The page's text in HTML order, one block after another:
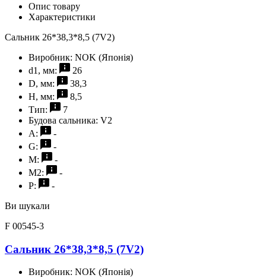
Опис товару
Характеристики
Сальник 26*38,3*8,5 (7V2)
Виробник: NOK (Японія)
d1, мм:
26
D, мм:
38,3
H, мм:
8,5
Тип:
7
Будова сальника: V2
A:
-
G:
-
M:
-
M2:
-
P:
-
Ви шукали
F 00545-3
Сальник 26*38,3*8,5 (7V2)
Виробник: NOK (Японія)